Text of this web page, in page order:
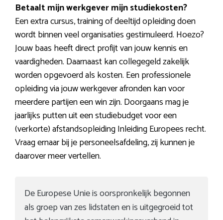
Betaalt mijn werkgever mijn studiekosten?
Een extra cursus, training of deeltijd opleiding doen
wordt binnen veel organisaties gestimuleerd. Hoezo?
Jouw baas heeft direct profijt van jouw kennis en
vaardigheden. Daarnaast kan collegegeld zakelijk
worden opgevoerd als kosten. Een professionele
opleiding via jouw werkgever afronden kan voor
meerdere partijen een win zijn. Doorgaans mag je
jaarlijks putten uit een studiebudget voor een
(verkorte) afstandsopleiding Inleiding Europees recht.
Vraag ernaar bij je personeelsafdeling, zij kunnen je
daarover meer vertellen.
De Europese Unie is oorspronkelijk begonnen
als groep van zes lidstaten en is uitgegroeid tot